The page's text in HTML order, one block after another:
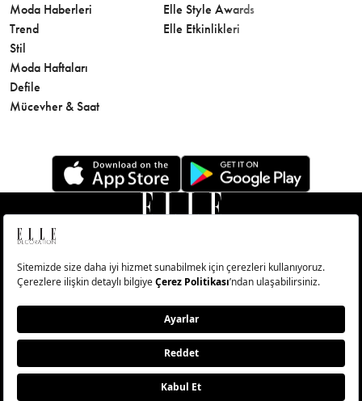
Moda Haberleri
Trend
Stil
Moda Haftaları
Defile
Mücevher & Saat
Elle Style Awards
Elle Etkinlikleri
© Big Medya Teknoloji A.Ş. Altunizade Mahallesi Kuşbakışı
Caddesi No:27/1 Üsküdar/İstanbul
Aydınlatma Metni
Copyright © 2026 - Tüm Hakları Saklıdır.